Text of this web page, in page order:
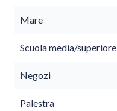
Mare
Scuola media/superiore
Negozi
Palestra